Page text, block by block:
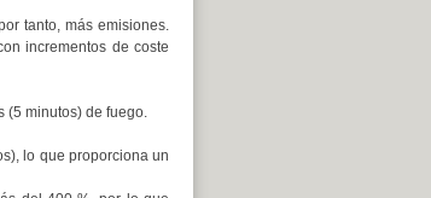
tanto, más emisiones.
incrementos de coste
minutos) de fuego.
lo que proporciona un